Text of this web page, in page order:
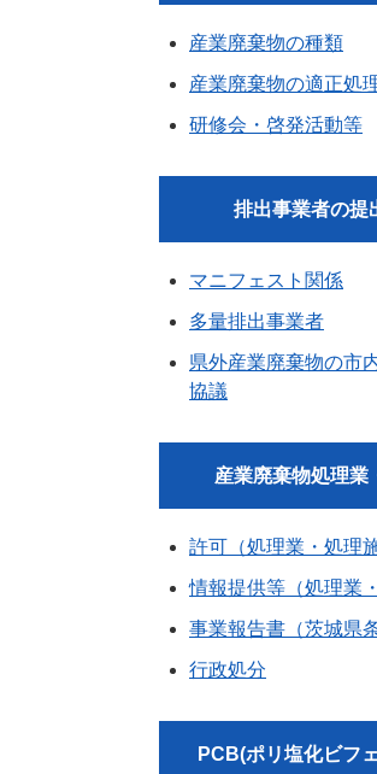
産業廃棄物の種類
産業廃棄物の適正処
研修会・啓発活動等
排出事業者の提
マニフェスト関係
多量排出事業者
県外産業廃棄物の市
協議
産業廃棄物処理業
許可（処理業・処理
情報提供等（処理業
事業報告書（茨城県
行政処分
PCB(ポリ塩化ビフ